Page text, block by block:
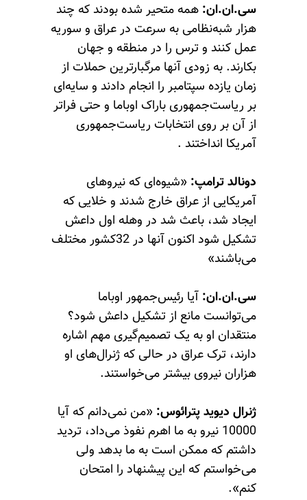
سی.ان.ان: همه متحیر شده بودند که چند
هزار شبه‌نظامی به سرعت در عراق و سوریه
عمل کنند و ترس را در منطقه و جهان
بکارند. به زودی آنها مرگبارترین حملات از
زمان یازده سپتامبر را انجام دادند و سایه‌ای
بر ریاست‌جمهوری باراک اوباما و حتی فراتر
از آن بر روی انتخابات ریاست‌جمهوری
آمریکا انداختند .
دونالد ترامپ: «شیوه‌ای که نیروهای
آمریکایی از عراق خارج شدند و خلایی که
ایجاد شد، باعث شد در وهله اول داعش
تشکیل شود اکنون آنها در 32کشور مختلف
می‌باشند»
سی.ان.ان: آیا رئیس‌جمهور اوباما
می‌توانست مانع از تشکیل داعش شود؟
منتقدان او به یک تصمیم‌گیری مهم اشاره
دارند، ترک عراق در حالی که ژنرال‌های او
هزاران نیروی بیشتر می‌خواستند.
ژنرال دیوید پترائوس: «من نمی‌دانم که آیا
10000 نیرو به ما اهرم نفوذ می‌داد، تردید
داشتم که ممکن است به ما بدهد ولی
می‌خواستم که این پیشنهاد را امتحان
کنم».